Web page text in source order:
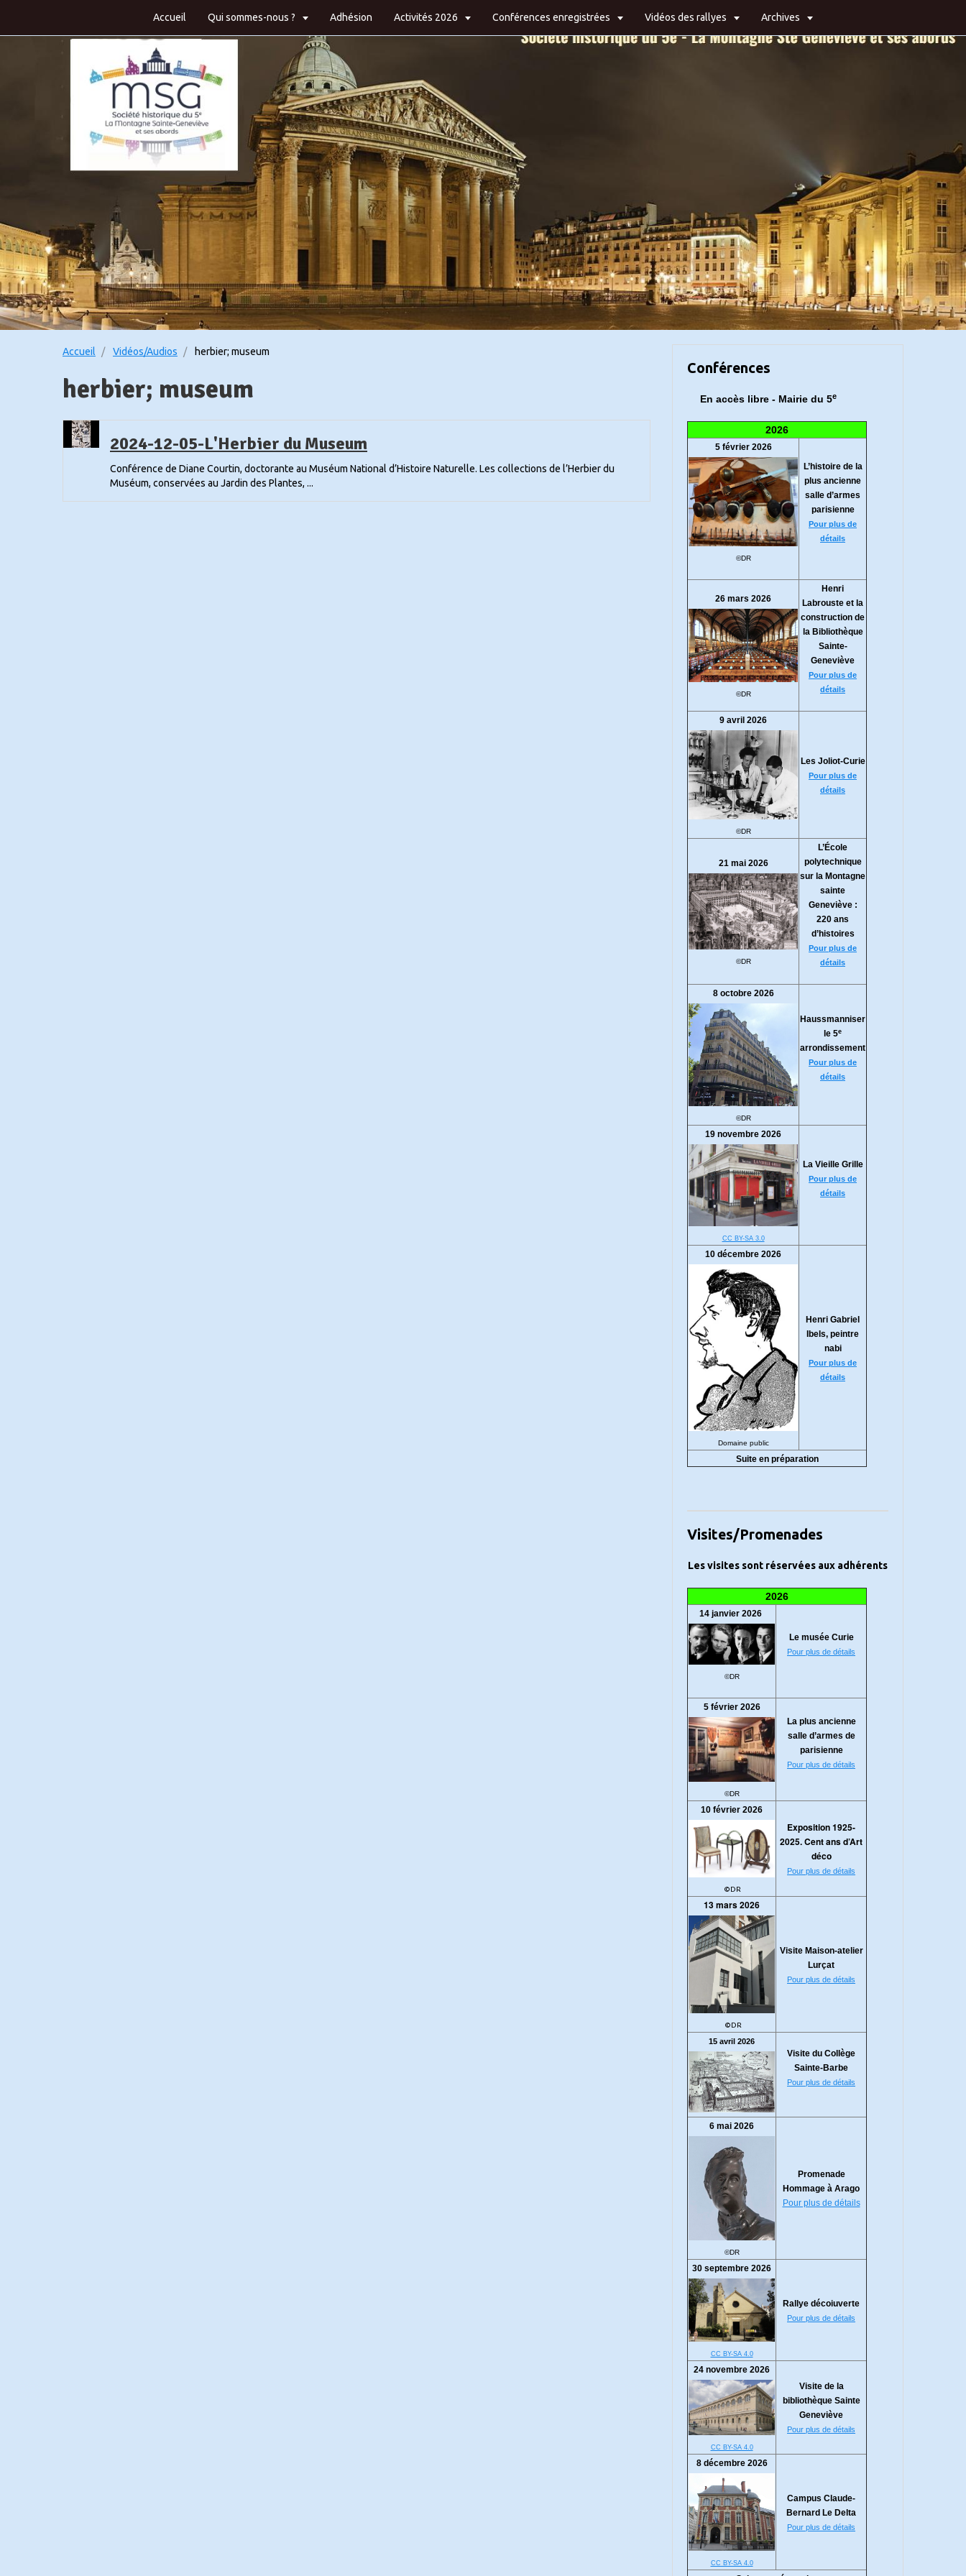
Accueil Qui sommes-nous ? Adhésion Activités 2026 Conférences enregistrées Vidéos des rallyes Archives
Accueil Vidéos/Audios herbier; museum
herbier; museum
2024-12-05-L'Herbier du Museum
Conférence de Diane Courtin, doctorante au Muséum National d’Histoire Naturelle. Les collections de l’Herbier du
Muséum, conservées au Jardin des Plantes, ...
Conférences
En accès libre - Mairie du 5e
2026
5 février 2026
©DR
L’histoire de la
plus ancienne
salle d’armes
parisienne
Pour plus de
détails
26 mars 2026
©DR
Henri
Labrouste et la
construction de
la Bibliothèque
Sainte-
Geneviève
Pour plus de
détails
9 avril 2026
©DR
Les Joliot-Curie
Pour plus de
détails
21 mai 2026
©DR
L’École
polytechnique
sur la Montagne
sainte
Geneviève :
220 ans
d’histoires
Pour plus de
détails
8 octobre 2026
©DR
Haussmanniser
le 5e
arrondissement
Pour plus de
détails
19 novembre 2026
CC BY-SA 3.0
La Vieille Grille
Pour plus de
détails
10 décembre 2026
Domaine public
Henri Gabriel
Ibels, peintre
nabi
Pour plus de
détails
Suite en préparation
Visites/Promenades
Les visites sont réservées aux adhérents
2026
14 janvier 2026
©DR
Le musée Curie
Pour plus de détails
5 février 2026
©DR
La plus ancienne
salle d’armes de
parisienne
Pour plus de détails
10 février 2026
©DR
Exposition 1925-
2025. Cent ans d’Art
déco
Pour plus de détails
13 mars 2026
©DR
Visite Maison-atelier
Lurçat
Pour plus de détails
15 avril 2026
Visite du Collège
Sainte-Barbe
Pour plus de détails
6 mai 2026
©DR
Promenade
Hommage à Arago
Pour plus de détails
30 septembre 2026
CC BY-SA 4.0
Rallye décoiuverte
Pour plus de détails
24 novembre 2026
CC BY-SA 4.0
Visite de la
bibliothèque Sainte
Geneviève
Pour plus de détails
8 décembre 2026
CC BY-SA 4.0
Campus Claude-
Bernard Le Delta
Pour plus de détails